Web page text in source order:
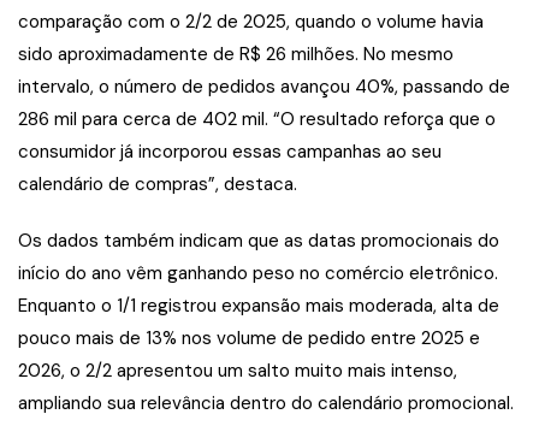
comparação com o 2/2 de 2025, quando o volume havia
sido aproximadamente de R$ 26 milhões. No mesmo
intervalo, o número de pedidos avançou 40%, passando de
286 mil para cerca de 402 mil. “O resultado reforça que o
consumidor já incorporou essas campanhas ao seu
calendário de compras”, destaca.
Os dados também indicam que as datas promocionais do
início do ano vêm ganhando peso no comércio eletrônico.
Enquanto o 1/1 registrou expansão mais moderada, alta de
pouco mais de 13% nos volume de pedido entre 2025 e
2026, o 2/2 apresentou um salto muito mais intenso,
ampliando sua relevância dentro do calendário promocional.